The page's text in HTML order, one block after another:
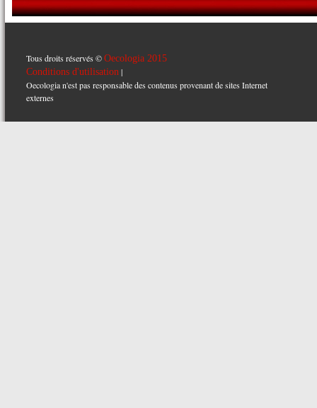
Tous droits réservés © Oecologia 2015
Conditions d'utilisation |
Oecologia n'est pas responsable des contenus provenant de sites Internet
externes